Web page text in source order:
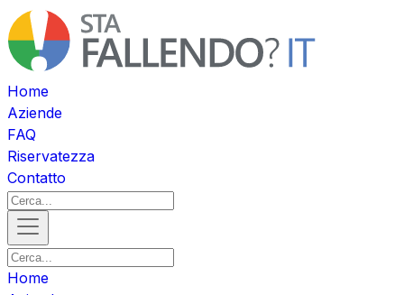
Home
Aziende
FAQ
Riservatezza
Contatto
Home